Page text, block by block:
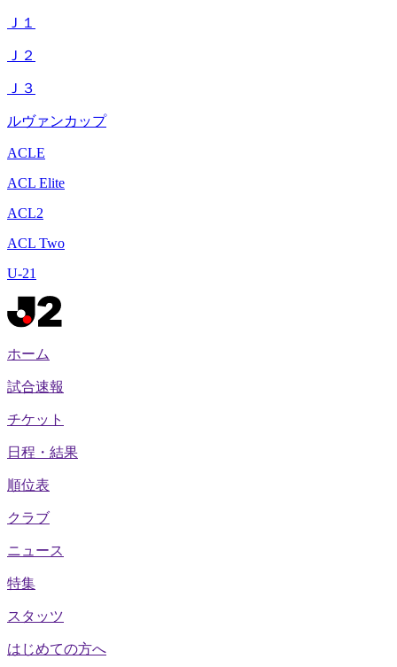
Ｊ１
Ｊ２
Ｊ３
ルヴァンカップ
ACLE
ACL Elite
ACL2
ACL Two
U-21
ホーム
試合速報
チケット
日程・結果
順位表
クラブ
ニュース
特集
スタッツ
はじめての方へ